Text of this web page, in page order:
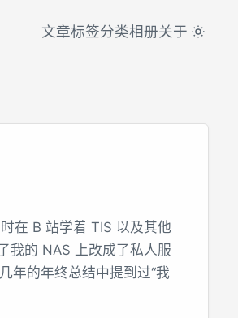
文章标签分类相册关于
在 B 站学着 TIS 以及其他
我的 NAS 上改成了私人服
年的年终总结中提到过“我